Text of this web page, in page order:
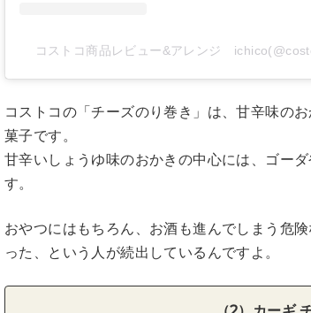
コストコ商品レビュー&アレンジ
コストコの「チーズのり巻き」は、甘辛味の
菓子です。
甘辛いしょうゆ味のおかきの中心には、ゴー
す。
おやつにはもちろん、お酒も進んでしまう危
った、という人が続出しているんですよ。